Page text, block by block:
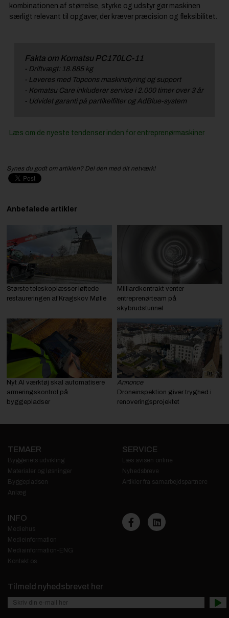
kombinationen af størrelse, styrke og udstyr gør maskinen
særligt relevant til opgaver, der kræver præcision og fleksibilitet.
Fakta om Komatsu PC170LC-11
- Driftvægt: 18.885 kg
- Leveres med Topcons maskinstyring og support
- Komatsu Care inkluderer service i 2.000 timer over 3 år
- Udvidet garanti på partikelfilter og AdBlue-system
Læs om de nyeste tendenser inden for entreprenørmaskiner
Synes du godt om artiklen? Del den med dit netværk!
Anbefalede artikler
Største teleskoplæsser løftede
restaureringen af Kragskov Mølle
Milliardkontrakt venter
entreprenørteam på
skybrudstunnel
Nyt AI værktøj skal automatisere
armeringskontrol på
byggepladser
Annonce
Droneinspektion giver tryghed i
renoveringsprojektet
TEMAER
Byggeriets udvikling
Materialer og løsninger
Byggepladsen
Anlæg
SERVICE
Læs avisen online
Nyhedsbreve
Artikler fra samarbejdspartnere
INFO
Mediehus
Medieinformation
Mediainformation-ENG
Kontakt os
Tilmeld nyhedsbrevet her